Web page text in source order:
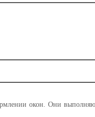
окон. Они